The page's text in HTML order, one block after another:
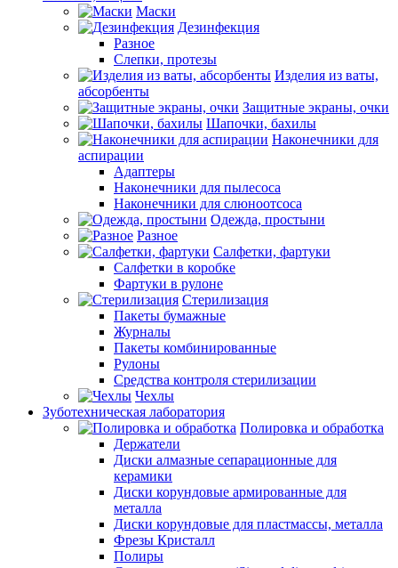
Маски
Дезинфекция
Разное
Слепки, протезы
Изделия из ваты,
абсорбенты
Защитные экраны, очки
Шапочки, бахилы
Наконечники для
аспирации
Адаптеры
Наконечники для пылесоса
Наконечники для слюноотсоса
Одежда, простыни
Разное
Салфетки, фартуки
Салфетки в коробке
Фартуки в рулоне
Стерилизация
Пакеты бумажные
Журналы
Пакеты комбинированные
Рулоны
Средства контроля стерилизации
Чехлы
Зуботехническая лаборатория
Полировка и обработка
Держатели
Диски алмазные сепарационные для
керамики
Диски корундовые армированные для
металла
Диски корундовые для пластмассы, металла
Фрезы Кристалл
Полиры